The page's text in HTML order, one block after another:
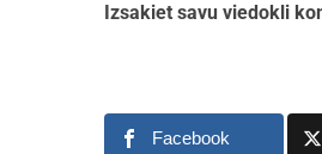
Izsakiet savu viedokli
Facebook